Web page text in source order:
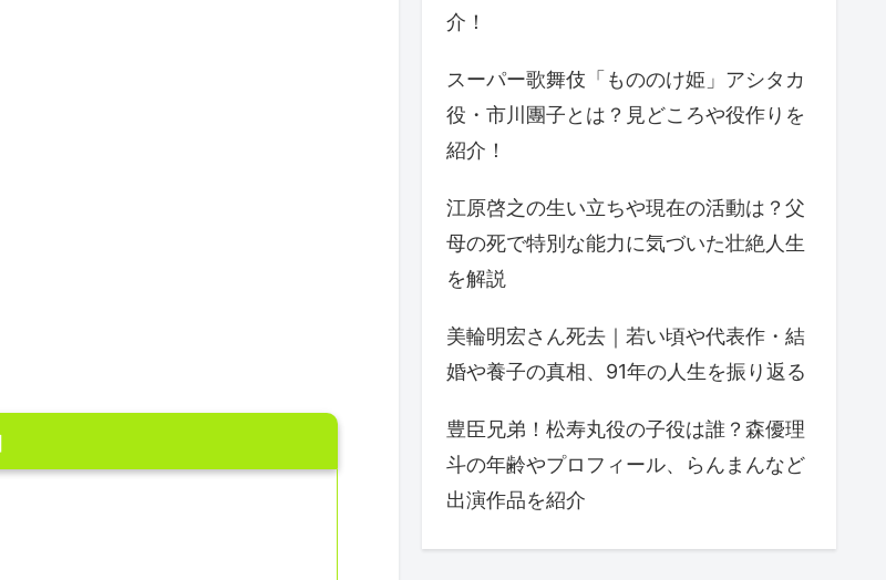
介！
スーパー歌舞伎「もののけ姫」アシタカ
役・市川團子とは？見どころや役作りを
紹介！
江原啓之の生い立ちや現在の活動は？父
母の死で特別な能力に気づいた壮絶人生
を解説
美輪明宏さん死去｜若い頃や代表作・結
婚や養子の真相、91年の人生を振り返る
豊臣兄弟！松寿丸役の子役は誰？森優理
斗の年齢やプロフィール、らんまんなど
出演作品を紹介